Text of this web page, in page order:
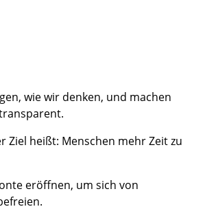
wie wir denken, und machen
Ziel heißt: Menschen mehr Zeit zu
eröffnen, um sich von